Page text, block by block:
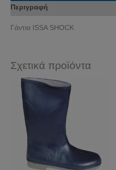
Περιγραφή
Γάντια ISSΑ SHOCK
Σχετικά προϊόντα